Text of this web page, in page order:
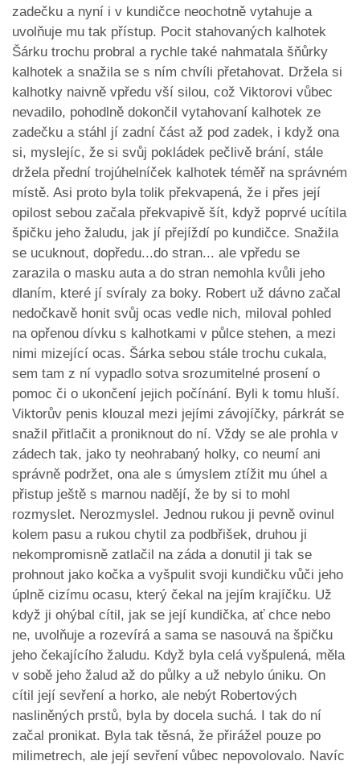
zadečku a nyní i v kundičce neochotně vytahuje a
uvolňuje mu tak přístup. Pocit stahovaných kalhotek
Šárku trochu probral a rychle také nahmatala šňůrky
kalhotek a snažila se s ním chvíli přetahovat. Držela si
kalhotky naivně vpředu vší silou, což Viktorovi vůbec
nevadilo, pohodlně dokončil vytahovaní kalhotek ze
zadečku a stáhl jí zadní část až pod zadek, i když ona
si, myslejíc, že si svůj pokládek pečlivě brání, stále
držela přední trojúhelníček kalhotek téměř na správném
místě. Asi proto byla tolik překvapená, že i přes její
opilost sebou začala překvapivě šít, když poprvé ucítila
špičku jeho žaludu, jak jí přejíždí po kundičce. Snažila
se ucuknout, dopředu...do stran... ale vpředu se
zarazila o masku auta a do stran nemohla kvůli jeho
dlaním, které jí svíraly za boky. Robert už dávno začal
nedočkavě honit svůj ocas vedle nich, miloval pohled
na opřenou dívku s kalhotkami v půlce stehen, a mezi
nimi mizející ocas. Šárka sebou stále trochu cukala,
sem tam z ní vypadlo sotva srozumitelné prosení o
pomoc či o ukončení jejich počínání. Byli k tomu hluší.
Viktorův penis klouzal mezi jejími závojíčky, párkrát se
snažil přitlačit a proniknout do ní. Vždy se ale prohla v
zádech tak, jako ty neohrabaný holky, co neumí ani
správně podržet, ona ale s úmyslem ztížit mu úhel a
přistup ještě s marnou nadějí, že by si to mohl
rozmyslet. Nerozmyslel. Jednou rukou ji pevně ovinul
kolem pasu a rukou chytil za podbřišek, druhou ji
nekompromisně zatlačil na záda a donutil ji tak se
prohnout jako kočka a vyšpulit svoji kundičku vůči jeho
úplně cizímu ocasu, který čekal na jejím krajíčku. Už
když ji ohýbal cítil, jak se její kundička, ať chce nebo
ne, uvolňuje a rozevírá a sama se nasouvá na špičku
jeho čekajícího žaludu. Když byla celá vyšpulená, měla
v sobě jeho žalud až do půlky a už nebylo úniku. On
cítil její sevření a horko, ale nebýt Robertových
nasliněných prstů, byla by docela suchá. I tak do ní
začal pronikat. Byla tak těsná, že přirážel pouze po
milimetrech, ale její sevření vůbec nepovolovalo. Navíc